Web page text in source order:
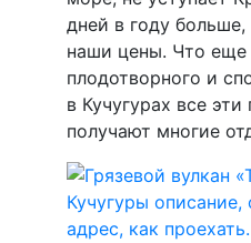
дней в году
наши цены. Что еще
плодотворного и
в Кучугурах все
получают многие